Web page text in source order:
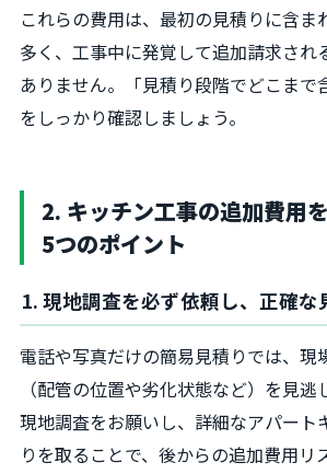
これらの費用は、最初の見積りに含ま
多く、工事中に発覚して追加請求され
ありません。「見積り段階でどこまで
をしっかり確認しましょう。
2. キッチン工事の追加費用
5つのポイント
1. 現地調査を必ず依頼し、正確な
電話や写真だけの簡易見積りでは、現
（配管の位置や劣化状態など）を見逃
現地調査をお願いし、詳細なアパート
りを取ることで、後からの追加費用リ